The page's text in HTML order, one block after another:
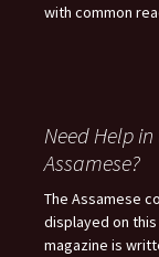
with common
Need Help
Assamese?
The Assamese
displayed on this
magazine is